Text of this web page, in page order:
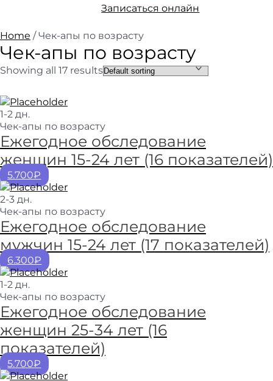
Записаться онлайн
Home / Чек-апы по возрасту
Чек-апы по возрасту
Showing all 17 results
1-2 дн.
Чек-апы по возрасту
Ежегодное обследование
женщин 15-24 лет (16 показателей)
5.700₽
2-3 дн.
Чек-апы по возрасту
Ежегодное обследование
мужчин 15-24 лет (17 показателей)
6.300₽
1-2 дн.
Чек-апы по возрасту
Ежегодное обследование
женщин 25-34 лет (16
показателей)
5.700₽